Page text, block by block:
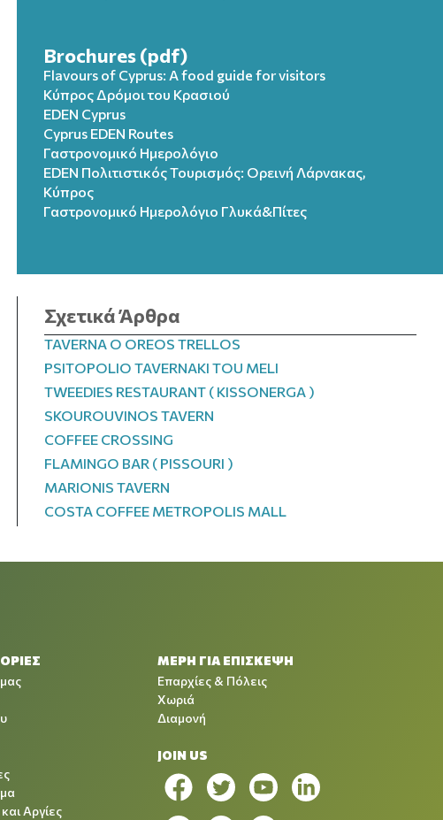
Brochures (pdf)
Flavours of Cyprus: A food guide for visitors
Κύπρος Δρόμοι του Κρασιού
EDEN Cyprus
Cyprus EDEN Routes
Γαστρονομικό Ημερολόγιο
EDEN Πολιτιστικός Τουρισμός: Ορεινή Λάρνακας,
Κύπρος
Γαστρονομικό Ημερολόγιo Γλυκά&Πίτες
Σχετικά Άρθρα
TAVERNA O OREOS TRELLOS
PSITOPOLIO TAVERNAKI TOU MELI
TWEEDIES RESTAURANT ( KISSONERGA )
SKOUROUVINOS TAVERN
COFFEE CROSSING
FLAMINGO BAR ( PISSOURI )
MARIONIS TAVERN
COSTA COFFEE METROPOLIS MALL
Αργίες
ΜΕΡΗ ΓΙΑ ΕΠΙΣΚΕΨΗ
Επαρχίες & Πόλεις
Χωριά
Διαμονή
JOIN US